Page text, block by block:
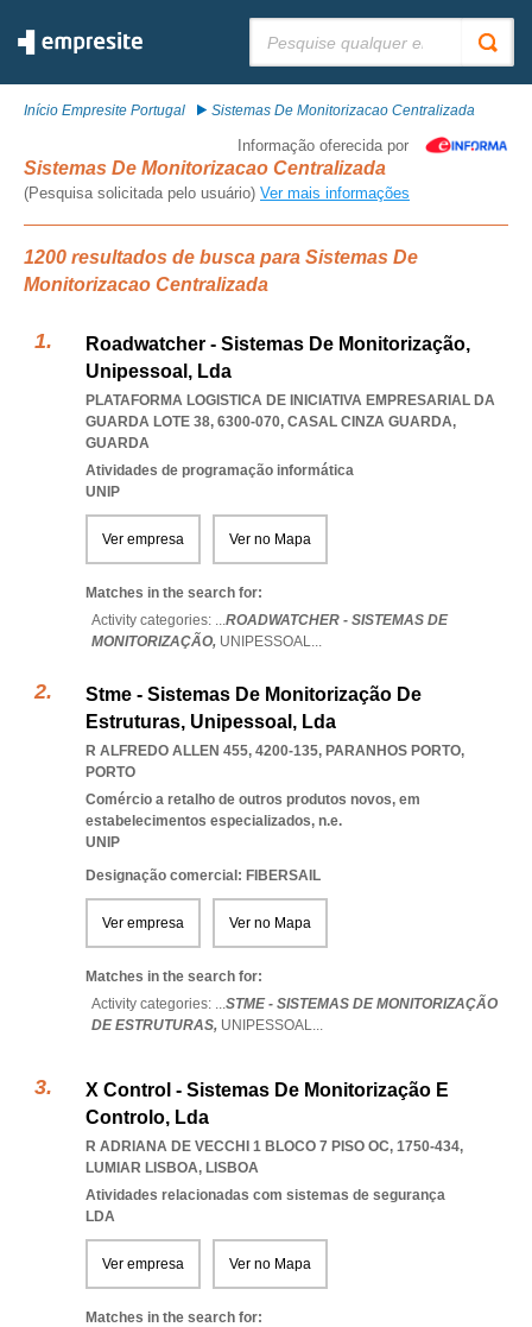
Início Empresite Portugal Sistemas De Monitorizacao Centralizada
Informação oferecida por
Sistemas De Monitorizacao Centralizada
(Pesquisa solicitada pelo usuário) Ver mais informações
1200 resultados de busca para Sistemas De
Monitorizacao Centralizada
Roadwatcher - Sistemas De Monitorização,
Unipessoal, Lda
PLATAFORMA LOGISTICA DE INICIATIVA EMPRESARIAL DA
GUARDA LOTE 38, 6300-070, CASAL CINZA GUARDA,
GUARDA
Atividades de programação informática
UNIP
Ver empresa Ver no Mapa
Matches in the search for:
Activity categories: ...ROADWATCHER - SISTEMAS DE
MONITORIZAÇÃO, UNIPESSOAL...
Stme - Sistemas De Monitorização De
Estruturas, Unipessoal, Lda
R ALFREDO ALLEN 455, 4200-135, PARANHOS PORTO,
PORTO
Comércio a retalho de outros produtos novos, em
estabelecimentos especializados, n.e.
UNIP
Designação comercial: FIBERSAIL
Ver empresa Ver no Mapa
Matches in the search for:
Activity categories: ...STME - SISTEMAS DE MONITORIZAÇÃO
DE ESTRUTURAS, UNIPESSOAL...
X Control - Sistemas De Monitorização E
Controlo, Lda
R ADRIANA DE VECCHI 1 BLOCO 7 PISO OC, 1750-434,
LUMIAR LISBOA, LISBOA
Atividades relacionadas com sistemas de segurança
LDA
Ver empresa Ver no Mapa
Matches in the search for: